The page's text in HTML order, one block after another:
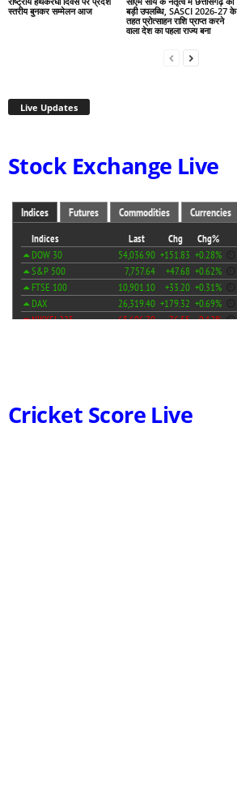
स्तरीय बुनकर सम्मेलन आज
बड़ी उपलब्धि, SASCI 2026-27 के
तहत प्रोत्साहन राशि प्राप्त करने
वाला देश का पहला राज्य बना
Live Updates
Stock Exchange Live
Cricket Score Live